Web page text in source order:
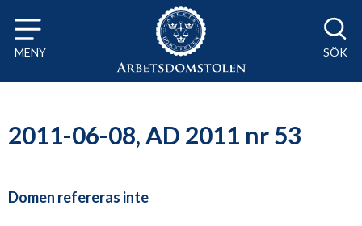
Till innehåll på sidan x
MENY SÖK
2011-06-08, AD 2011 nr 53
Domen refereras inte